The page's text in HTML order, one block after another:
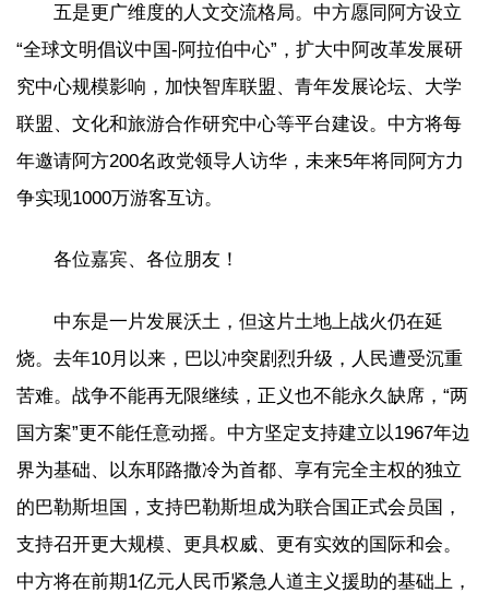
五是更广维度的人文交流格局。中方愿同阿方设立
“全球文明倡议中国-阿拉伯中心”，扩大中阿改革发展研
究中心规模影响，加快智库联盟、青年发展论坛、大学
联盟、文化和旅游合作研究中心等平台建设。中方将每
年邀请阿方200名政党领导人访华，未来5年将同阿方力
争实现1000万游客互访。
各位嘉宾、各位朋友！
中东是一片发展沃土，但这片土地上战火仍在延
烧。去年10月以来，巴以冲突剧烈升级，人民遭受沉重
苦难。战争不能再无限继续，正义也不能永久缺席，“两
国方案”更不能任意动摇。中方坚定支持建立以1967年边
界为基础、以东耶路撒冷为首都、享有完全主权的独立
的巴勒斯坦国，支持巴勒斯坦成为联合国正式会员国，
支持召开更大规模、更具权威、更有实效的国际和会。
中方将在前期1亿元人民币紧急人道主义援助的基础上，